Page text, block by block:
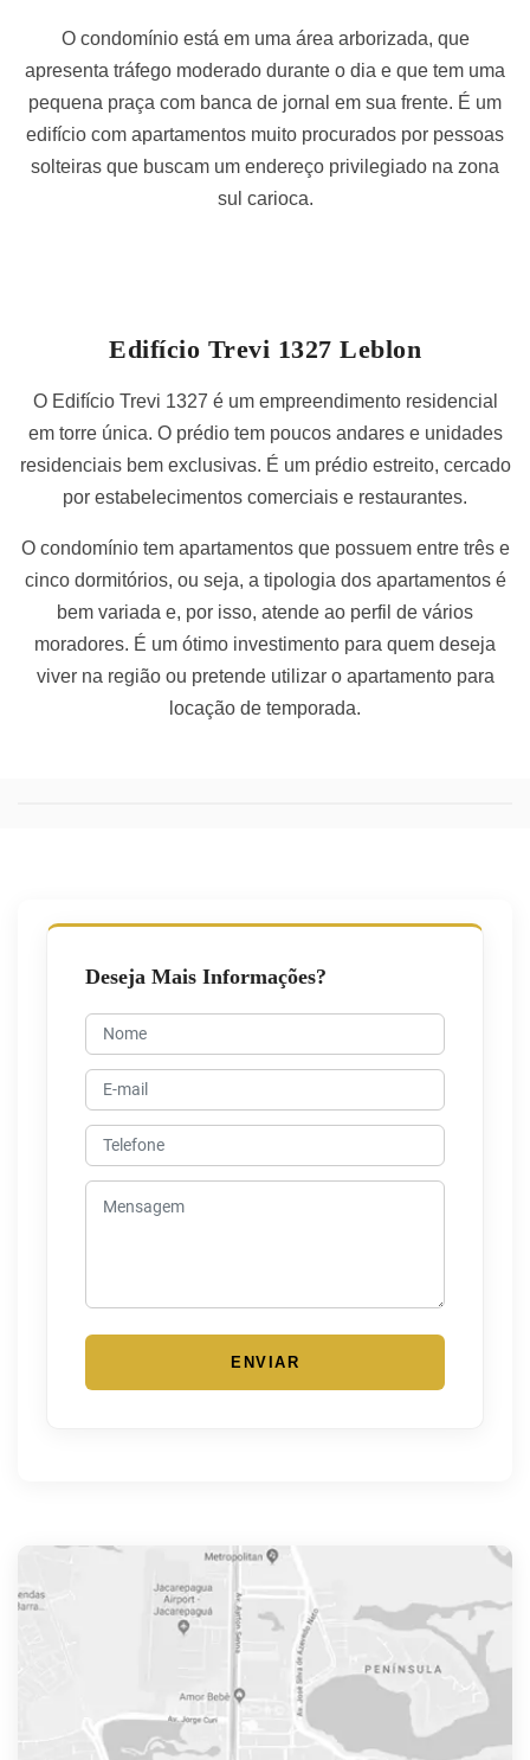
O condomínio está em uma área arborizada, que
apresenta tráfego moderado durante o dia e que tem uma
pequena praça com banca de jornal em sua frente. É um
edifício com apartamentos muito procurados por pessoas
solteiras que buscam um endereço privilegiado na zona
sul carioca.
Edifício Trevi 1327 Leblon
O Edifício Trevi 1327 é um empreendimento residencial
em torre única. O prédio tem poucos andares e unidades
residenciais bem exclusivas. É um prédio estreito, cercado
por estabelecimentos comerciais e restaurantes.
O condomínio tem apartamentos que possuem entre três e
cinco dormitórios, ou seja, a tipologia dos apartamentos é
bem variada e, por isso, atende ao perfil de vários
moradores. É um ótimo investimento para quem deseja
viver na região ou pretende utilizar o apartamento para
locação de temporada.
Deseja Mais Informações?
ENVIAR